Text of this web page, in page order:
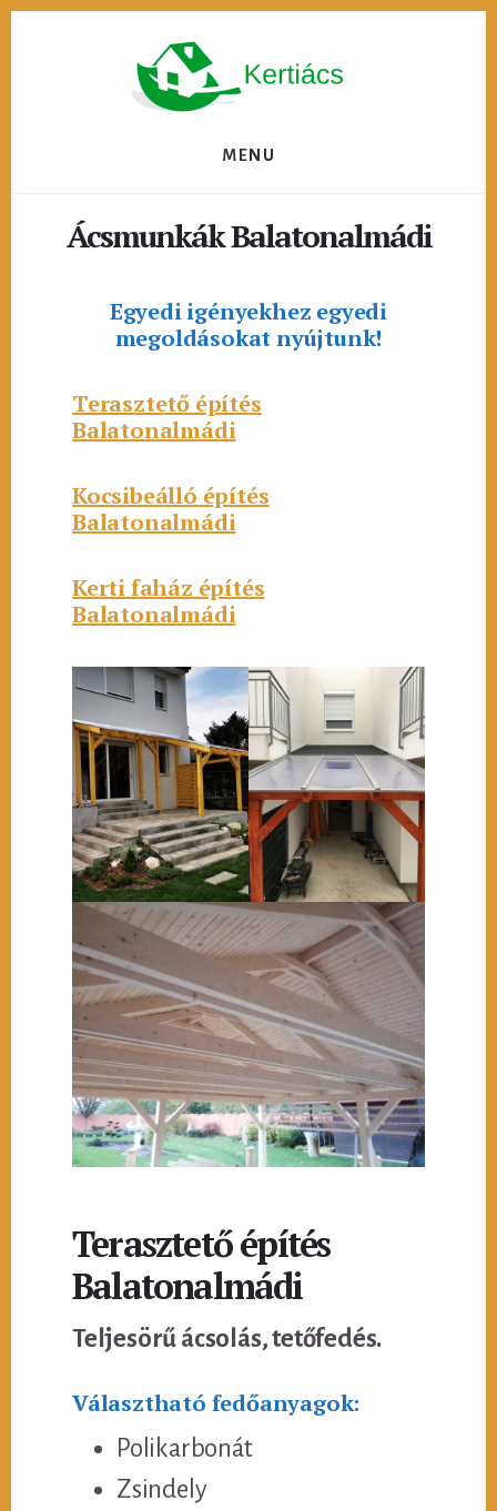
MENU
Ácsmunkák Balatonalmádi
Egyedi igényekhez egyedi
megoldásokat nyújtunk!
Terasztető építés
Balatonalmádi
Kocsibeálló építés
Balatonalmádi
Kerti faház építés
Balatonalmádi
Terasztető építés
Balatonalmádi
Teljesörű ácsolás, tetőfedés.
Választható fedőanyagok:
Polikarbonát
Zsindely